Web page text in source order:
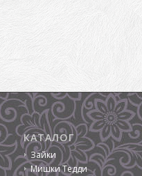
КАТАЛОГ
Зайки
Мишки Тедди